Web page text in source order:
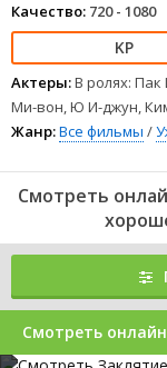
Качество: 720 - 1080
Актеры:В ролях:
Ми-вон, Ю И-джун,
Жанр:Все фильмы /
Смотреть
Смотреть онлайн